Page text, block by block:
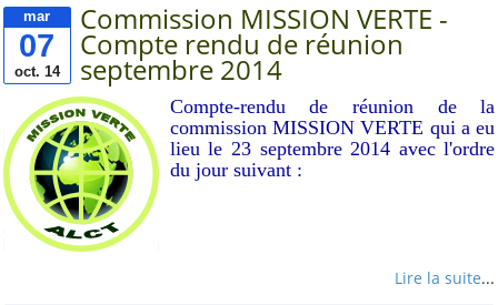
mar
07
oct. 14
Commission MISSION VERTE -
Compte rendu de réunion
septembre 2014
Compte-rendu de réunion de la
commission MISSION VERTE qui a eu
lieu le 23 septembre 2014 avec l'ordre
du jour suivant :
Lire la suite...